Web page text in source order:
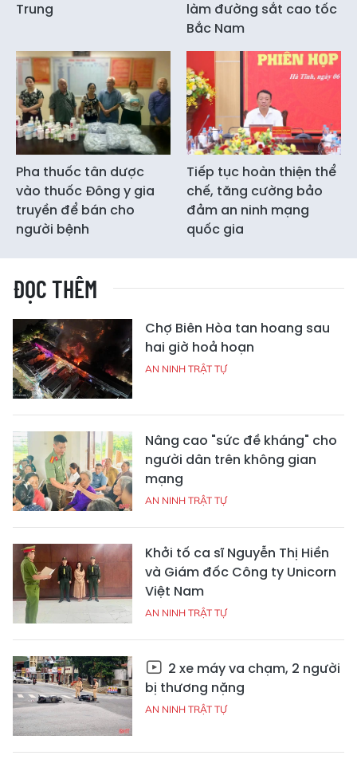
Trung
làm đường sắt cao tốc
Bắc Nam
Pha thuốc tân dược
vào thuốc Đông y gia
truyền để bán cho
người bệnh
Tiếp tục hoàn thiện thể
chế, tăng cường bảo
đảm an ninh mạng
quốc gia
ĐỌC THÊM
Chợ Biên Hòa tan hoang sau
hai giờ hoả hoạn
AN NINH TRẬT TỰ
Nâng cao "sức đề kháng" cho
người dân trên không gian
mạng
AN NINH TRẬT TỰ
Khởi tố ca sĩ Nguyễn Thị Hiền
và Giám đốc Công ty Unicorn
Việt Nam
AN NINH TRẬT TỰ
2 xe máy va chạm, 2 người
bị thương nặng
AN NINH TRẬT TỰ